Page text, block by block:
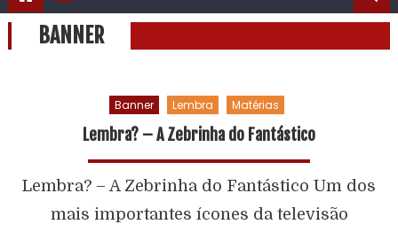
BANNER
Banner Lembra Matérias
Lembra? – A Zebrinha do Fantástico
Lembra? – A Zebrinha do Fantástico Um dos
mais importantes ícones da televisão